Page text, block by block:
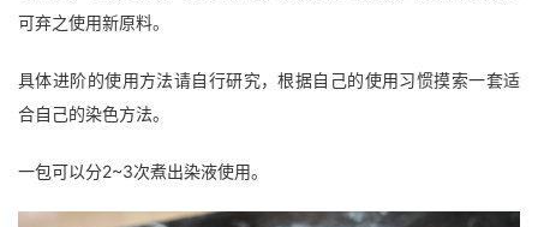
可弃之使用新原料。
具体进阶的使用方法请自行研究，根据自己的使用习惯摸索一套适
合自己的染色方法。
一包可以分2~3次煮出染液使用。